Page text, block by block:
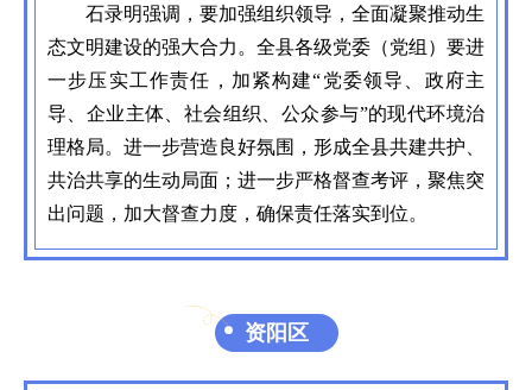
石录明强调，要加强组织领导，全面凝聚推动生
态文明建设的强大合力。全县各级党委（党组）要进
一步压实工作责任，加紧构建“党委领导、政府主
导、企业主体、社会组织、公众参与”的现代环境治
理格局。进一步营造良好氛围，形成全县共建共护、
共治共享的生动局面；进一步严格督查考评，聚焦突
出问题，加大督查力度，确保责任落实到位。
资阳区